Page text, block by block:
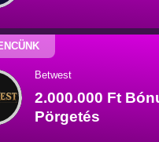
Betwest
2.000.000 Ft
Pörgetés